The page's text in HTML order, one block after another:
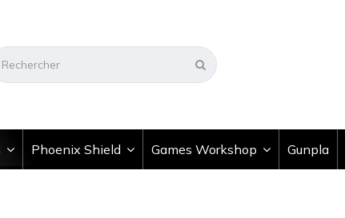
Phoenix Shield Games Workshop Gunpla